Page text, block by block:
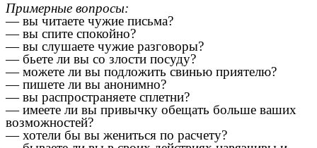
Примерные вопросы:
— вы читаете чужие письма?
— вы спите спокойно?
— вы слушаете чужие разговоры?
— бьете ли вы со злости посуду?
— можете ли вы подложить свинью приятелю?
— пишете ли вы анонимно?
— вы распространяете сплетни?
— имеете ли вы привычку обещать больше ваших
возможностей?
— хотели бы вы жениться по расчету?